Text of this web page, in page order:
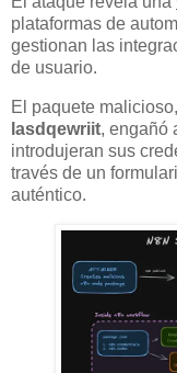
plataformas de
gestionan las
de usuario.
El paquete
lasdqewriit, engañó
introdujeran sus
través de un
auténtico.